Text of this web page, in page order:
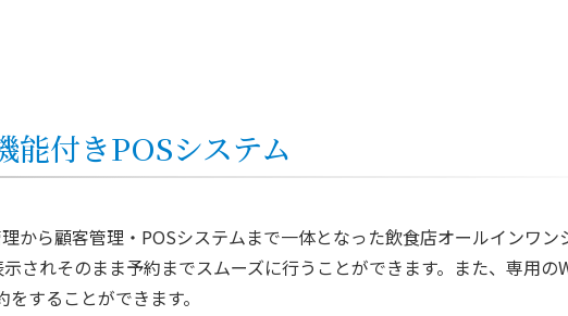
付きPOSシステム
から顧客管理・POSシステムまで一体となった飲食店オールインワン
されそのまま予約までスムーズに行うことができます。また、専用の
することができます。